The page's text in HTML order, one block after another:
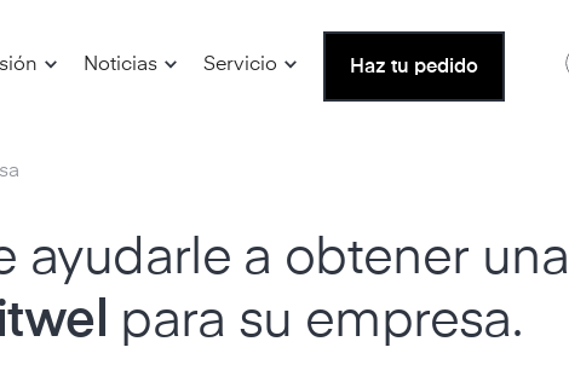
Noticias Servicio Haz tu pedido
ayudarle a obtener una
para su empresa.